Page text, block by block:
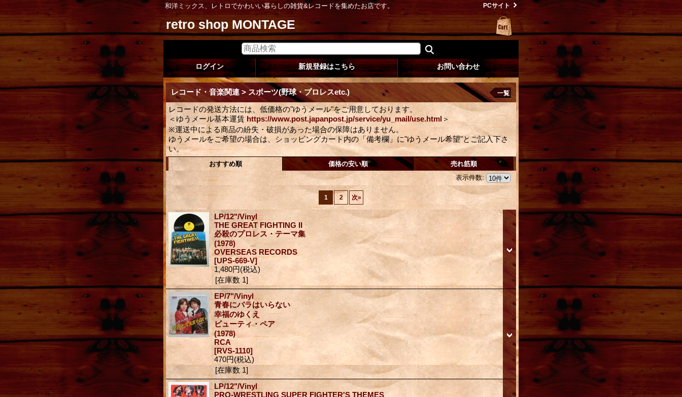
和洋ミックス、レトロでかわいい暮らしの雑貨&レコードを集めたお店です。 PCサイト
retro shop MONTAGE
ログイン 新規登録はこちら お問い合わせ
レコード・音楽関連 > スポーツ(野球・プロレスetc.)
レコードの発送方法には、低価格の"ゆうメール"をご用意しております。
＜ゆうメール基本運賃 https://www.post.japanpost.jp/service/yu_mail/use.html＞
※運送中による商品の紛失・破損があった場合の保障はありません。
ゆうメールをご希望の場合は、ショッピングカート内の「備考欄」に"ゆうメール希望"とご記入下さ
い。
一覧
おすすめ順 価格の安い順
売れ筋順
表示件数:
1 2 次»
LP/12"/Vinyl
THE GREAT FIGHTING II
必殺のプロレス・テーマ集
(1978)
OVERSEAS RECORDS
[UPS-669-V]
1,480円(税込)
[在庫数 1]
EP/7"/Vinyl
青春にバラはいらない
幸福のゆくえ
ビューティ・ペア
(1978)
RCA
[RVS-1110]
470円(税込)
[在庫数 1]
LP/12"/Vinyl
PRO-WRESTLING SUPER FIGHTER'S THEMES